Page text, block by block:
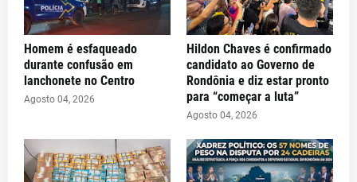
Homem é esfaqueado
durante confusão em
lanchonete no Centro
Agosto 04, 2026
Hildon Chaves é confirmado
candidato ao Governo de
Rondônia e diz estar pronto
para “começar a luta”
Agosto 04, 2026